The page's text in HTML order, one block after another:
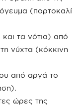
(πορτοκαλί
τα νότια) από
νύχτα (κόκκινη
από αργά το
ώρες της